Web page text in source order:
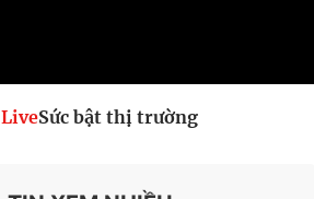
LiveSức bật thị trường